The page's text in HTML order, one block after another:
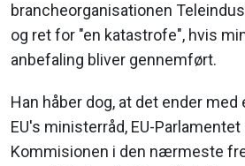
brancheorganisationen
og ret for "en katastrofe", hvis
anbefaling bliver gennemført.
Han håber dog, at det ender
EU's ministerråd, EU-Parlamentet
Kommisionen i den nærmeste